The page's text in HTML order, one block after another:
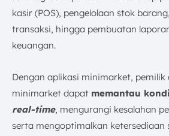
kasir (POS), pengelolaan stok
transaksi, hingga pembuatan
keuangan.
Dengan aplikasi minimarket, pemilik
minimarket dapat memantau
real-time, mengurangi kesalahan
serta mengoptimalkan ketersediaan